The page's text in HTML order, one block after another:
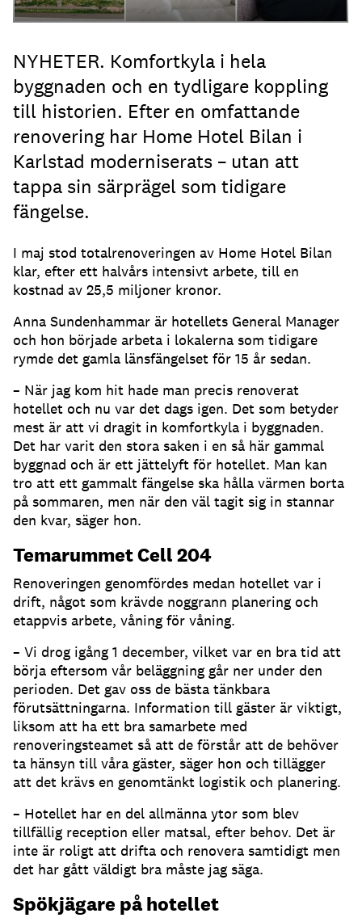
NYHETER. Komfortkyla i hela
byggnaden och en tydligare koppling
till historien. Efter en omfattande
renovering har Home Hotel Bilan i
Karlstad moderniserats – utan att
tappa sin särprägel som tidigare
fängelse.
I maj stod totalrenoveringen av Home Hotel Bilan
klar, efter ett halvårs intensivt arbete, till en
kostnad av 25,5 miljoner kronor.
Anna Sundenhammar är hotellets General Manager
och hon började arbeta i lokalerna som tidigare
rymde det gamla länsfängelset för 15 år sedan.
– När jag kom hit hade man precis renoverat
hotellet och nu var det dags igen. Det som betyder
mest är att vi dragit in komfortkyla i byggnaden.
Det har varit den stora saken i en så här gammal
byggnad och är ett jättelyft för hotellet. Man kan
tro att ett gammalt fängelse ska hålla värmen borta
på sommaren, men när den väl tagit sig in stannar
den kvar, säger hon.
Temarummet Cell 204
Renoveringen genomfördes medan hotellet var i
drift, något som krävde noggrann planering och
etappvis arbete, våning för våning.
– Vi drog igång 1 december, vilket var en bra tid att
börja eftersom vår beläggning går ner under den
perioden. Det gav oss de bästa tänkbara
förutsättningarna. Information till gäster är viktigt,
liksom att ha ett bra samarbete med
renoveringsteamet så att de förstår att de behöver
ta hänsyn till våra gäster, säger hon och tillägger
att det krävs en genomtänkt logistik och planering.
– Hotellet har en del allmänna ytor som blev
tillfällig reception eller matsal, efter behov. Det är
inte är roligt att drifta och renovera samtidigt men
det har gått väldigt bra måste jag säga.
Spökjägare på hotellet